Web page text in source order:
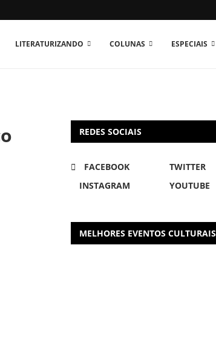
LITERATURIZANDO COLUNAS ESPECIAIS
REDES SOCIAIS
FACEBOOK
TWITTER
INSTAGRAM
YOUTUBE
MELHORES EVENTOS CULTURAIS